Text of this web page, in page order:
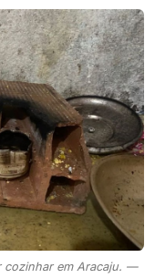
cozinhar em Aracaju. —